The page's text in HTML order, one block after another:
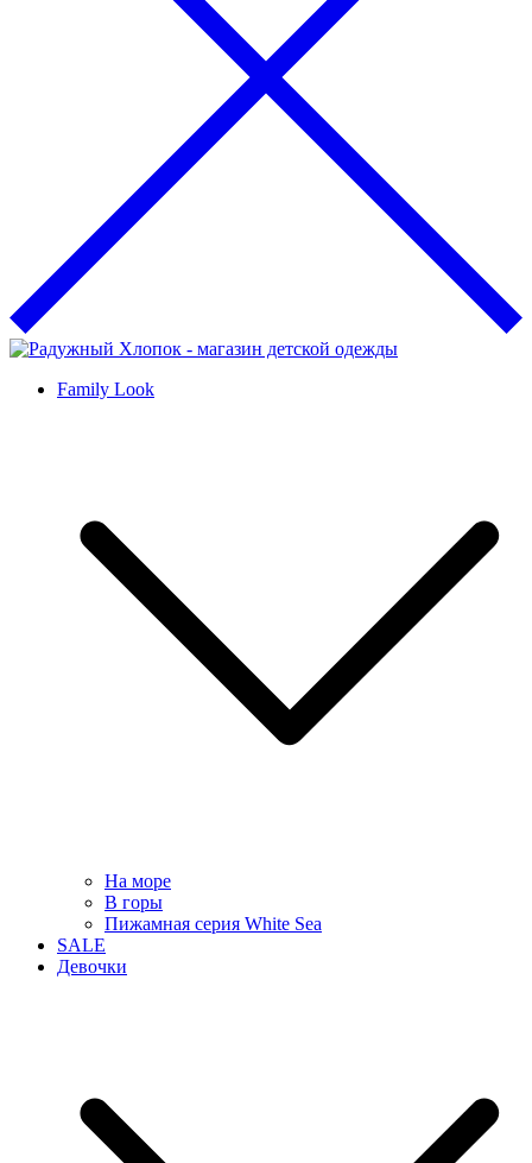
Family Look
На море
В горы
Пижамная серия White Sea
SALE
Девочки